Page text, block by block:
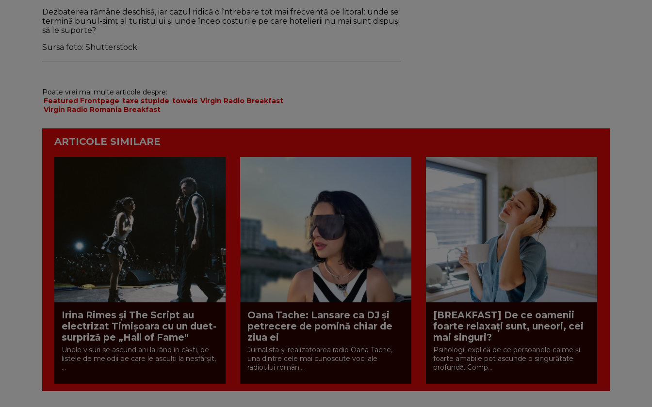
Dezbaterea rămâne deschisă, iar cazul ridică o întrebare tot mai frecventă pe litoral: unde se
termină bunul-simț al turistului și unde încep costurile pe care hotelierii nu mai sunt dispuși
să le suporte?
Sursa foto: Shutterstock
Poate vrei mai multe articole despre:
Featured Frontpage taxe stupide towels Virgin Radio Breakfast
Virgin Radio Romania Breakfast
ARTICOLE SIMILARE
Irina Rimes și The Script au
electrizat Timișoara cu un duet-
surpriză pe „Hall of Fame"
Unele visuri se ascund ani la rând în căști, pe
listele de melodii pe care le asculți la nesfârșit,
...
Oana Tache: Lansare ca DJ și
petrecere de pomină chiar de
ziua ei
Jurnalista și realizatoarea radio Oana Tache,
una dintre cele mai cunoscute voci ale
radioului român...
[BREAKFAST] De ce oamenii
foarte relaxați sunt, uneori, cei
mai singuri?
Psihologii explică de ce persoanele calme și
foarte amabile pot ascunde o singurătate
profundă. Comp...